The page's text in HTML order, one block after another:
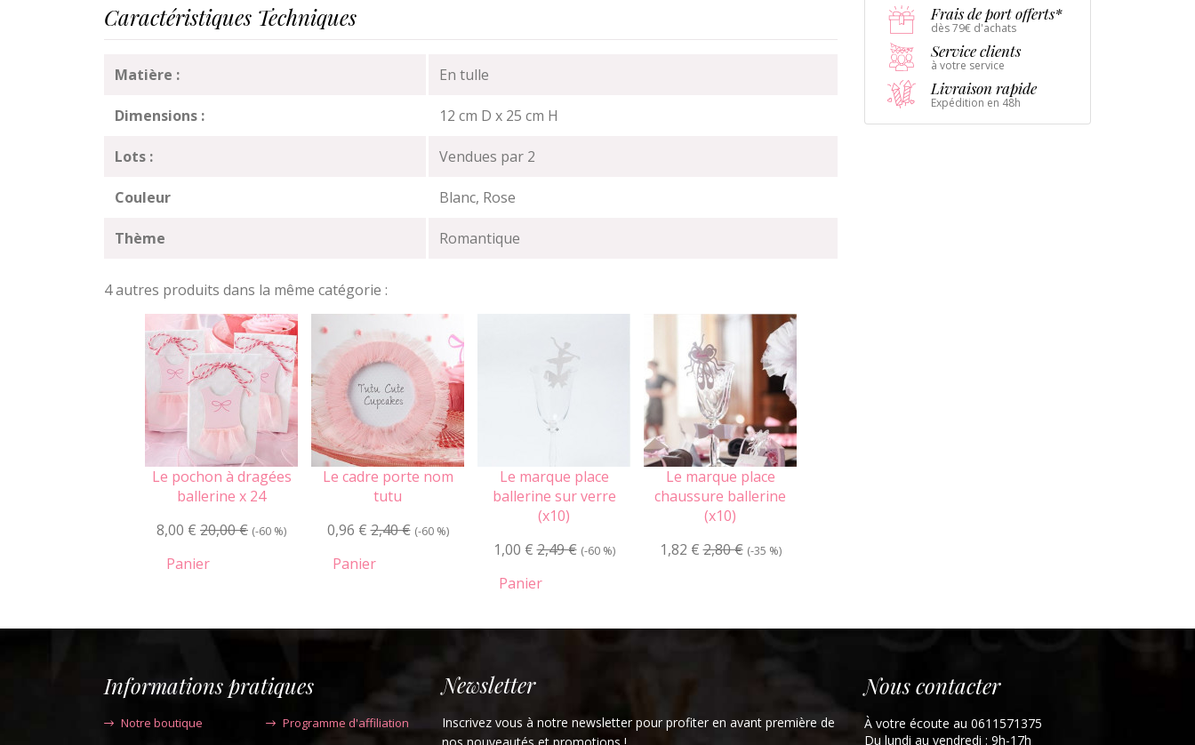
Caractéristiques Techniques
Matière : En tulle
Dimensions : 12 cm D x 25 cm H
Lots : Vendues par 2
Couleur Blanc, Rose
Thème Romantique
4 autres produits dans la même catégorie :
Le pochon à dragées
ballerine x 24
8,00 € 20,00 € (-60 %)
Panier
Le cadre porte nom
tutu
0,96 € 2,40 € (-60 %)
Panier
Le marque place
ballerine sur verre
(x10)
1,00 € 2,49 € (-60 %)
Panier
Le marque place
chaussure ballerine
(x10)
1,82 € 2,80 € (-35 %)
Frais de port offerts*
dès 79€ d'achats
Service clients
à votre service
Livraison rapide
Expédition en 48h
Informations pratiques
Notre boutique Programme d'affiliation
Newsletter
Inscrivez vous à notre newsletter pour profiter en avant première de
Nous contacter
À votre écoute au 0611571375
Du lundi au vendredi : 9h-17h